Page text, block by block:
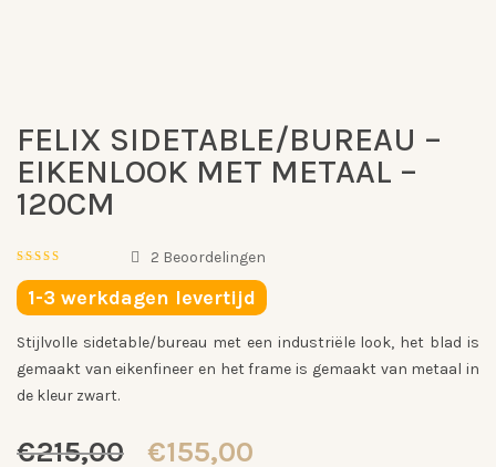
FELIX SIDETABLE/BUREAU –
EIKENLOOK MET METAAL –
120CM
5
Gebaseerd
2
2 Beoordelingen
1-3 werkdagen levertijd
Stijlvolle sidetable/bureau met een industriële look, het blad is
gemaakt van eikenfineer en het frame is gemaakt van metaal in
de kleur zwart.
€215,00 Oorspronkelijke
€155,00